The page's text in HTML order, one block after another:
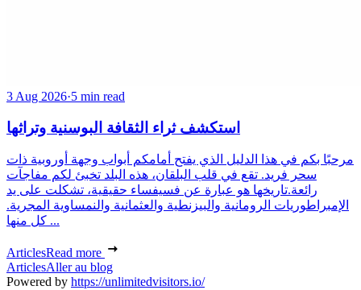
3 Aug 2026·5 min read
استكشف ثراء الثقافة البوسنية وتراثها
مرحبًا بكم في هذا الدليل الذي يفتح أمامكم أبواب وجهة أوروبية ذات
سحر فريد. تقع في قلب البلقان، هذه البلد تخبئ لكم مفاجآت
رائعة.تاريخها هو عبارة عن فسيفساء حقيقية، تشكلت على يد
الإمبراطوريات الرومانية والبيزنطية والعثمانية والنمساوية المجرية.
كل منها ...
ArticlesRead more
ArticlesAller au blog
Powered by https://unlimitedvisitors.io/